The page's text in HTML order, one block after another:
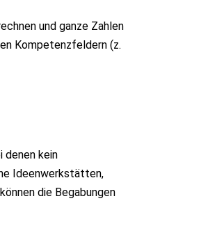
und ganze Zahlen
Kompetenzfeldern (z.
denen kein
Ideenwerkstätten,
die Begabungen